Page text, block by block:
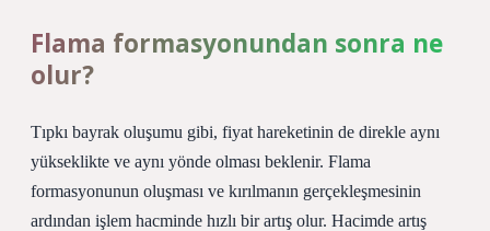
Flama formasyonundan sonra ne
olur?
Tıpkı bayrak oluşumu gibi, fiyat hareketinin de direkle aynı
yükseklikte ve aynı yönde olması beklenir. Flama
formasyonunun oluşması ve kırılmanın gerçekleşmesinin
ardından işlem hacminde hızlı bir artış olur. Hacimde artış